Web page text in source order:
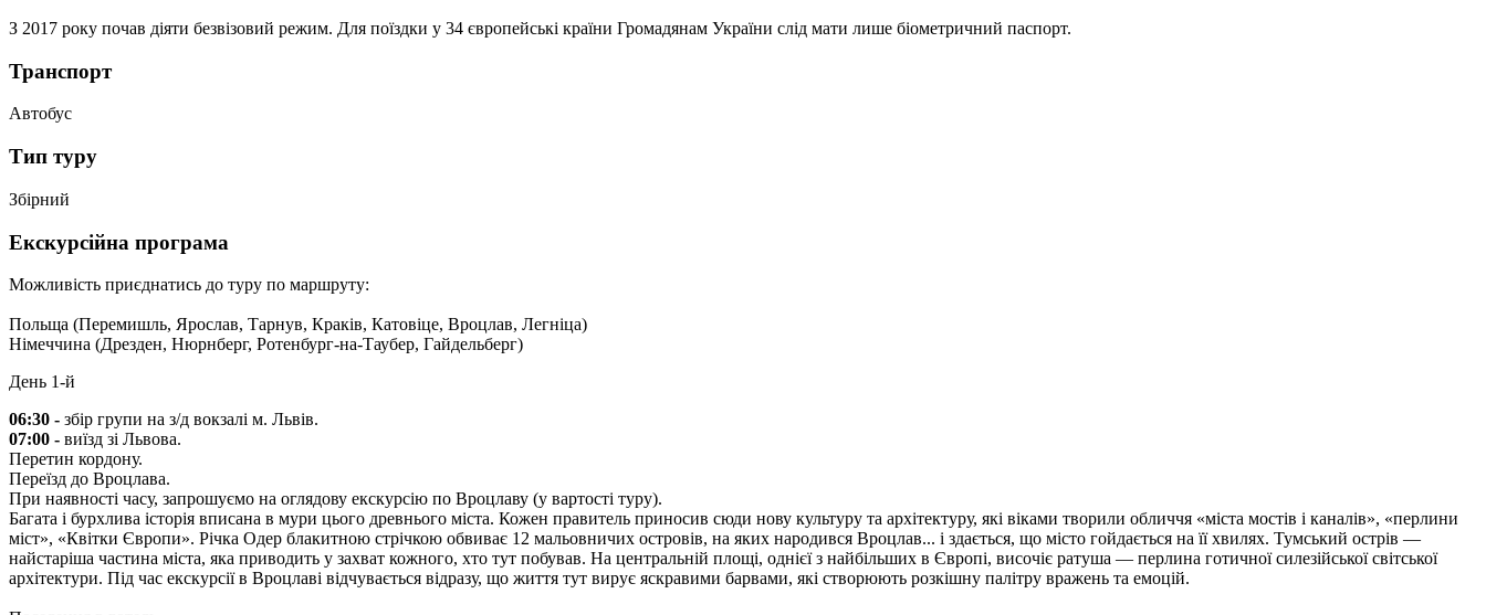
З 2017 року почав діяти безвізовий режим. Для поїздки у 34 європейські країни Громадянам України слід мати лише біометричний паспорт.
Транспорт
Автобус
Тип туру
Збірний
Екскурсійна програма
Можливість приєднатись до туру по маршруту:
Польща (Перемишль, Ярослав, Тарнув, Краків, Катовіце, Вроцлав, Легніца)
Німеччина (Дрезден, Нюрнберг, Ротенбург-на-Таубер, Гайдельберг)
День 1-й
06:30 - збір групи на з/д вокзалі м. Львів.
07:00 - виїзд зі Львова.
Перетин кордону.
Переїзд до Вроцлава.
При наявності часу, запрошуємо на оглядову екскурсію по Вроцлаву (у вартості туру).
Багата і бурхлива історія вписана в мури цього древнього міста. Кожен правитель приносив сюди нову культуру та архітектуру, які віками творили обличчя «міста мостів і каналів», «перлини
міст», «Квітки Європи». Річка Одер блакитною стрічкою обвиває 12 мальовничих островів, на яких народився Вроцлав... і здається, що місто гойдається на її хвилях. Тумський острів —
найстаріша частина міста, яка приводить у захват кожного, хто тут побував. На центральній площі, однієї з найбільших в Європі, височіє ратуша — перлина готичної силезійської світської
архітектури. Під час екскурсії в Вроцлаві відчувається відразу, що життя тут вирує яскравими барвами, які створюють розкішну палітру вражень та емоцій.